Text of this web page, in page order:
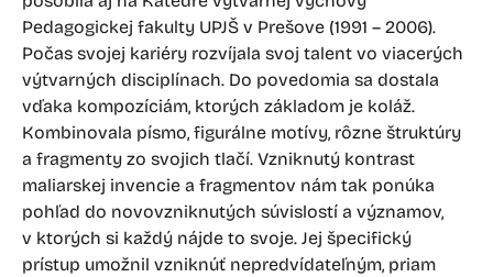
Pedagogickej fakulty UPJŠ v Prešove (1991 – 2006).
Počas svojej kariéry rozvíjala svoj talent vo viacerých
výtvarných disciplínach. Do povedomia sa dostala
vďaka kompozíciám, ktorých základom je koláž.
Kombinovala písmo, figurálne motívy, rôzne štruktúry
a fragmenty zo svojich tlačí. Vzniknutý kontrast
maliarskej invencie a fragmentov nám tak ponúka
pohľad do novovzniknutých súvislostí a významov,
v ktorých si každý nájde to svoje. Jej špecifický
prístup umožnil vzniknúť nepredvídateľným, priam